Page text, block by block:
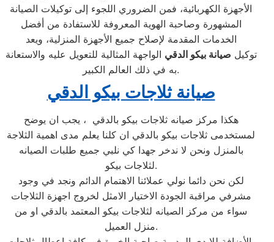
الأجهزة الكهربائية، فمن الضروري اللجوء إلى توكيلات الصيانة
المشهورة وصاحبة الهوية المعروفة للاستفادة من أفضل
الخدمات المقدمة لإصلاح جميع الأجهزة المنزلية، ويعد
توكيل صيانة بيكو الدقي الواجهة المثالية للتعويل عليه والاستعانة
به في ذلك العالم الكبير.
صيانة ثلاجات بيكو الدقي
هكذا مركز صيانه ثلاجات بيكو بالدقي ، يجب ان يوضح
لمستخدمى ثلاجات بيكو بالدقي ان كلنا يعلم مدى اهمية الثلاجة
بالمنزل ونحن لا ندخر جهدا كي نلبي جميع طلبات الصيانه
لثلاجات بيكو.
لكن نحن دائما نولي عملائنا الاهتمام الدائم ونجد في وجود
مشرفي مراقبة الجودة الاختيار الامثل لخروج اجهزة الثلاجات
سواء من مركز الصيانه لثلاجات بيكو المعتمد بالدقي او من
منزل العميل.